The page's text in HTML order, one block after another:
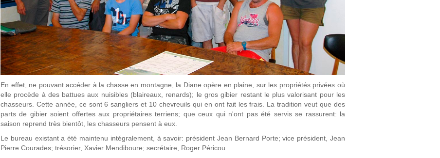
En effet, ne pouvant accéder à la chasse en montagne, la Diane opère en plaine, sur les propriétés privées où
elle procède à des battues aux nuisibles (blaireaux, renards); le gros gibier restant le plus valorisant pour les
chasseurs. Cette année, ce sont 6 sangliers et 10 chevreuils qui en ont fait les frais. La tradition veut que des
parts de gibier soient offertes aux propriétaires terriens; que ceux qui n'ont pas été servis se rassurent: la
saison reprend très bientôt, les chasseurs pensent à eux.
Le bureau existant a été maintenu intégralement, à savoir: président Jean Bernard Porte; vice président, Jean
Pierre Courades; trésorier, Xavier Mendiboure; secrétaire, Roger Péricou.